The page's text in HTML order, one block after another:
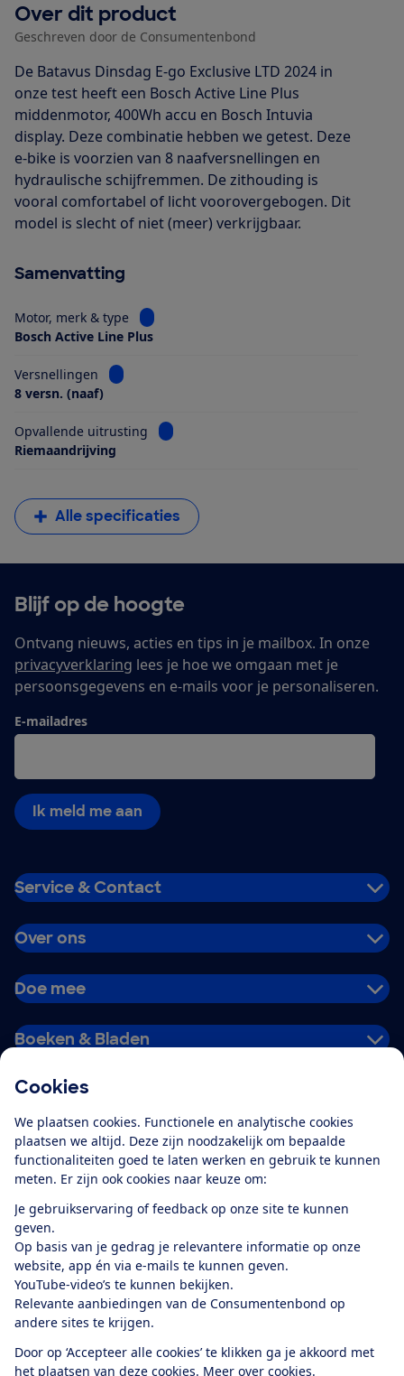
Cookies
We plaatsen cookies. Functionele en analytische cookies
plaatsen we altijd. Deze zijn noodzakelijk om bepaalde
functionaliteiten goed te laten werken en gebruik te kunnen
meten. Er zijn ook cookies naar keuze om:
Je gebruikservaring of feedback op onze site te kunnen
geven.
Op basis van je gedrag je relevantere informatie op onze
website, app én via e-mails te kunnen geven.
YouTube-video’s te kunnen bekijken.
Relevante aanbiedingen van de Consumentenbond op
andere sites te krijgen.
Door op ‘Accepteer alle cookies’ te klikken ga je akkoord met
het plaatsen van deze cookies. Meer over cookies.
Over dit product
Geschreven door de Consumentenbond
De Batavus Dinsdag E-go Exclusive LTD 2024 in
onze test heeft een Bosch Active Line Plus
middenmotor, 400Wh accu en Bosch Intuvia
display. Deze combinatie hebben we getest. Deze
e-bike is voorzien van 8 naafversnellingen en
hydraulische schijfremmen. De zithouding is
vooral comfortabel of licht voorovergebogen. Dit
model is slecht of niet (meer) verkrijgbaar.
Samenvatting
Motor, merk & type
Bekijk informatie voor Motor, merk & type
Bosch Active Line Plus
Versnellingen
Bekijk informatie voor Versnellingen
8 versn. (naaf)
Opvallende uitrusting
Bekijk informatie voor Opvallende
Riemaandrijving
Alle specificaties
Blijf op de hoogte
Ontvang nieuws, acties en tips in je mailbox. In onze
privacyverklaring lees je hoe we omgaan met je
persoonsgegevens en e-mails voor je personaliseren.
E-mailadres
Ik meld me aan
Service & Contact
Over ons
Doe mee
Boeken & Bladen
Alles over de
app
Algemene Voorwaarden
Privacyverklaring
Cookiebeleid
Privacyvoorkeuren
Toegankelijkheid
RSS-feed nieuws
FacebookTwitterInstagram
YoutubeLinkedIn